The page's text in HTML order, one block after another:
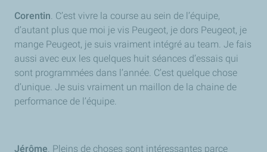
Corentin . C’est vivre la course au sein de l’équipe,
d’autant plus que moi je vis Peugeot, je dors Peugeot, je
mange Peugeot, je suis vraiment intégré au team. Je fais
aussi avec eux les quelques huit séances d’essais qui
sont programmées dans l’année. C’est quelque chose
d’unique. Je suis vraiment un maillon de la chaine de
performance de l’équipe.
Jérôme . Pleins de choses sont intéressantes parce